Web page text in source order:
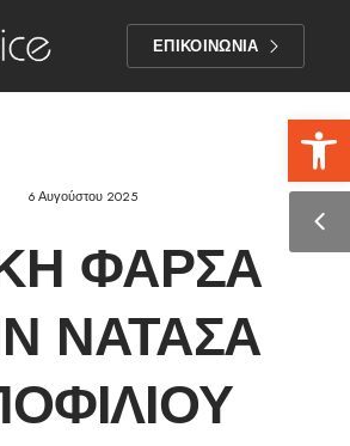
ΕΠΙΚΟΙΝΩΝΙΑ
6 Αυγούστου 2025
ΦΆΡΣΑ
ΝΆΤΑΣΑ